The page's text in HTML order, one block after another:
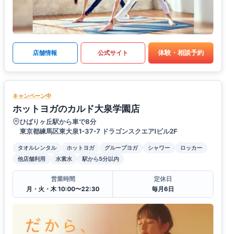
店舗情報 公式サイト 体験・相談予約
キャンペーン中
ホットヨガのカルド大泉学園店
ひばりヶ丘駅から車で8分
東京都練馬区東大泉1-37-7 ドラゴンスクエアⅠビル2F
タオルレンタル ホットヨガ グループヨガ シャワー
ロッカー
他店舗利用
水素水 駅から5分以内
営業時間
月・火・木 10:00〜22:30
定休日
毎月6日